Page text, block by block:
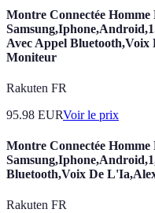
Montre Connectée Homme
Avec Appel
Moniteur
Rakuten FR
95.98 EURVoir le prix
Montre Connectée Homme
Bluetooth,Voix De
Rakuten FR